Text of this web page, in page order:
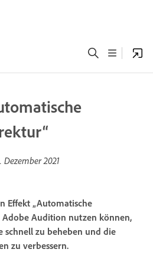
Dezember 2021
Effekt „Automatische
Audition nutzen können,
zu beheben und die
zu verbessern.